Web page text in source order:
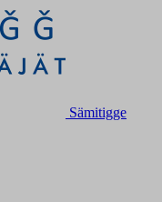
Sämitigge